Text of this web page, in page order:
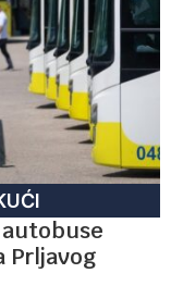
Prljavog